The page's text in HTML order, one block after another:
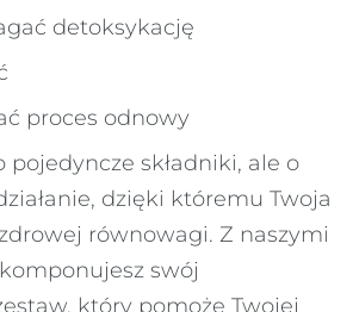
detoksykację
proces odnowy
pojedyncze składniki, ale o
dzięki któremu Twoja
równowagi. Z naszymi
swój
który pomoże Twojej